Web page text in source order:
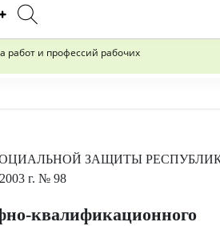
работ и профессий рабочих
ЗАЩИТЫ
г. № 98
квалификационного